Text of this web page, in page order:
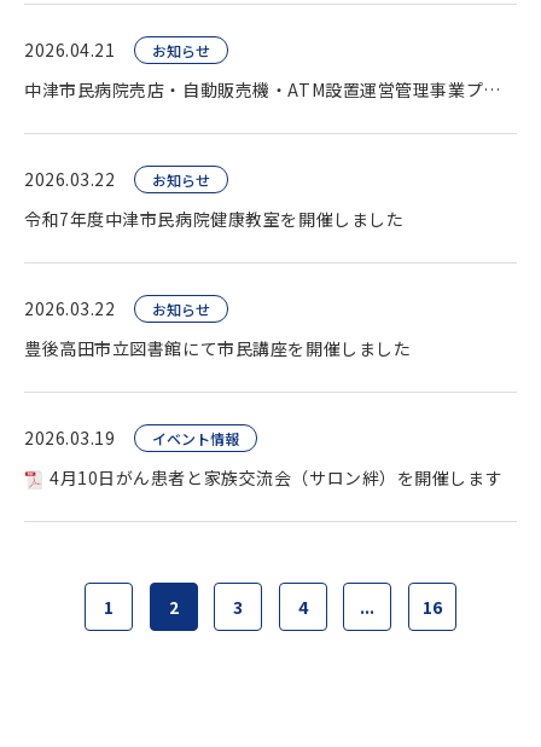
2026.04.21 お知らせ
中津市民病院売店・自動販売機・ATM設置運営管理事業プロポーザル（公告）
2026.03.22 お知らせ
令和7年度中津市民病院健康教室を開催しました
2026.03.22 お知らせ
豊後高田市立図書館にて市民講座を開催しました
2026.03.19 イベント情報
4月10日がん患者と家族交流会（サロン絆）を開催します
1 2 3 4 ... 16